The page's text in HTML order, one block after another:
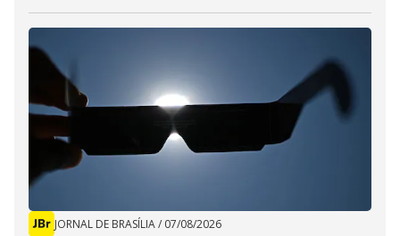
JORNAL DE BRASÍLIA/ 07/08/2026